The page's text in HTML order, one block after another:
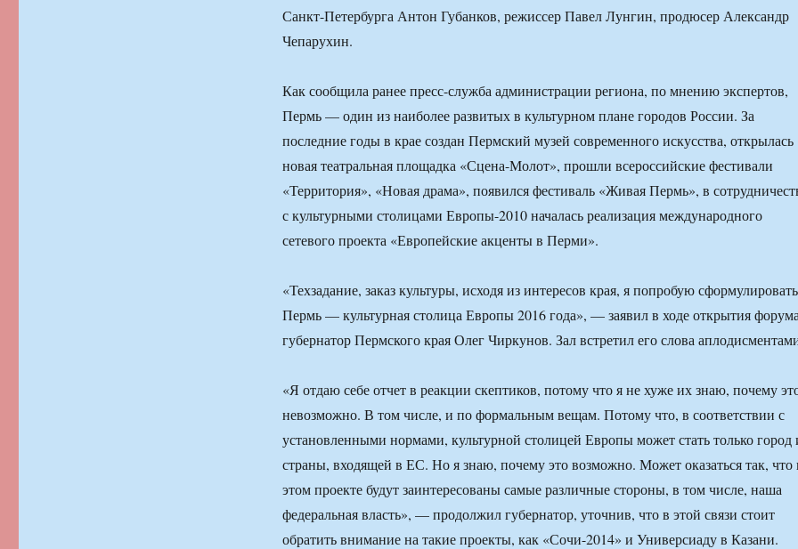
Санкт-Петербурга Антон Губанков, режиссер Павел Лунгин, продюсер Александр
Чепарухин.
Как сообщила ранее пресс-служба администрации региона, по мнению экспертов,
Пермь — один из наиболее развитых в культурном плане городов России. За
последние годы в крае создан Пермский музей современного искусства, открылась
новая театральная площадка «Сцена-Молот», прошли всероссийские фестивали
«Территория», «Новая драма», появился фестиваль «Живая Пермь», в
с культурными столицами Европы-2010 началась реализация международного
сетевого проекта «Европейские акценты в Перми».
«Техзадание, заказ культуры, исходя из интересов края, я попробую
Пермь — культурная столица Европы 2016 года», — заявил в ходе открытия
губернатор Пермского края Олег Чиркунов. Зал встретил его слова
«Я отдаю себе отчет в реакции скептиков, потому что я не хуже их знаю, почему
невозможно. В том числе, и по формальным вещам. Потому что, в соответствии с
установленными нормами, культурной столицей Европы может стать только город
страны, входящей в ЕС. Но я знаю, почему это возможно. Может оказаться так, что
этом проекте будут заинтересованы самые различные стороны, в том числе, наша
федеральная власть», — продолжил губернатор, уточнив, что в этой связи стоит
обратить внимание на такие проекты, как «Сочи-2014» и Универсиаду в Казани.